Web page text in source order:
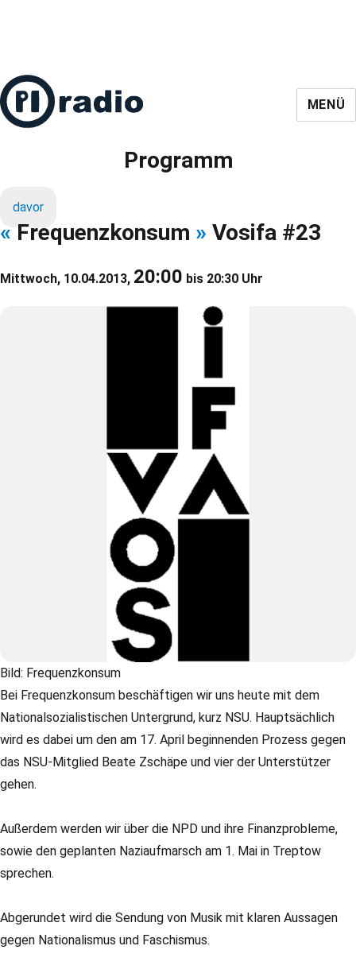
MENÜ
Programm
davor
« Frequenzkonsum » Vosifa #23
Mittwoch, 10.04.2013, 20:00 bis 20:30 Uhr
Bild: Frequenzkonsum
Bei Frequenzkonsum beschäftigen wir uns heute mit dem
Nationalsozialistischen Untergrund, kurz NSU. Hauptsächlich
wird es dabei um den am 17. April beginnenden Prozess gegen
das NSU-Mitglied Beate Zschäpe und vier der Unterstützer
gehen.
Außerdem werden wir über die NPD und ihre Finanzprobleme,
sowie den geplanten Naziaufmarsch am 1. Mai in Treptow
sprechen.
Abgerundet wird die Sendung von Musik mit klaren Aussagen
gegen Nationalismus und Faschismus.